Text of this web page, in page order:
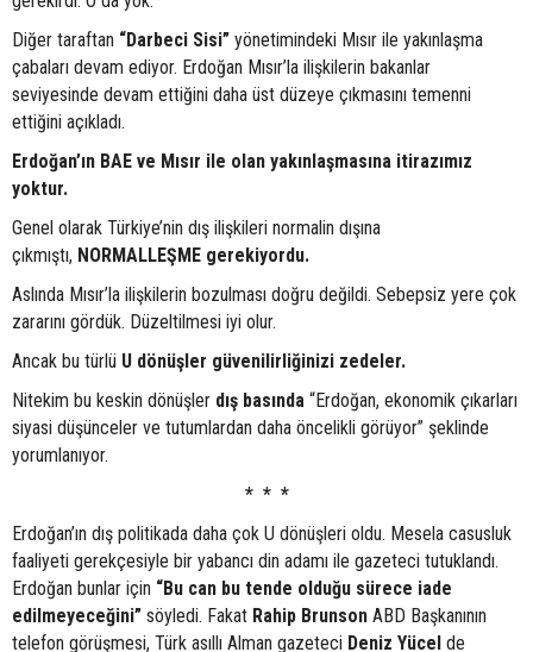
Diğer taraftan “Darbeci Sisi” yönetimindeki Mısır ile yakınlaşma
çabaları devam ediyor. Erdoğan Mısır’la ilişkilerin bakanlar
seviyesinde devam ettiğini daha üst düzeye çıkmasını temenni
ettiğini açıkladı.
Erdoğan’ın BAE ve Mısır ile olan yakınlaşmasına itirazımız
yoktur.
Genel olarak Türkiye’nin dış ilişkileri normalin dışına
çıkmıştı, NORMALLEŞME gerekiyordu.
Aslında Mısır’la ilişkilerin bozulması doğru değildi. Sebepsiz yere çok
zararını gördük. Düzeltilmesi iyi olur.
Ancak bu türlü U dönüşler güvenilirliğinizi zedeler.
Nitekim bu keskin dönüşler dış basında “Erdoğan, ekonomik çıkarları
siyasi düşünceler ve tutumlardan daha öncelikli görüyor” şeklinde
yorumlanıyor.
* * *
Erdoğan’ın dış politikada daha çok U dönüşleri oldu. Mesela casusluk
faaliyeti gerekçesiyle bir yabancı din adamı ile gazeteci tutuklandı.
Erdoğan bunlar için “Bu can bu tende olduğu sürece iade
edilmeyeceğini” söyledi. Fakat Rahip Brunson ABD Başkanının
telefon görüşmesi, Türk asıllı Alman gazeteci Deniz Yücel de